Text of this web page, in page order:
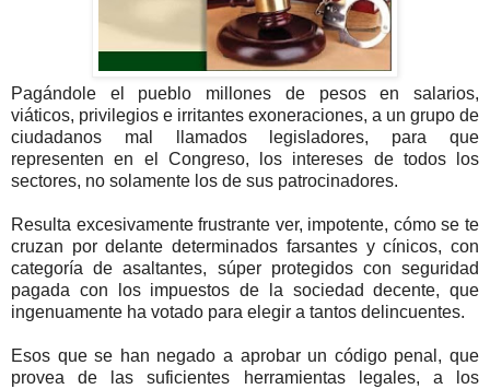
Pagándole el pueblo millones de pesos en salarios,
viáticos, privilegios e irritantes exoneraciones, a un grupo de
ciudadanos mal llamados legisladores, para que
representen en el Congreso, los intereses de todos los
sectores, no solamente los de sus patrocinadores.
Resulta excesivamente frustrante ver, impotente, cómo se te
cruzan por delante determinados farsantes y cínicos, con
categoría de asaltantes, súper protegidos con seguridad
pagada con los impuestos de la sociedad decente, que
ingenuamente ha votado para elegir a tantos delincuentes.
Esos que se han negado a aprobar un código penal, que
provea de las suficientes herramientas legales, a los